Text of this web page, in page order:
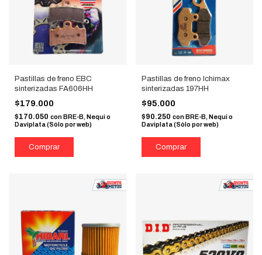
Pastillas de freno EBC
sinterizadas FA606HH
$179.000
$170.050 conBRE-B, Nequi o
Daviplata (Sólo por web)
Pastillas de freno Ichimax
sinterizadas 197HH
$95.000
$90.250 con BRE-B, Nequi o
Daviplata (Sólo por web)